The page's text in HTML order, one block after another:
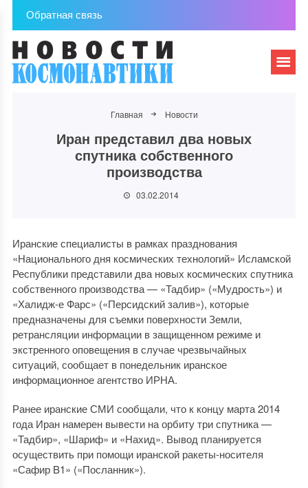
Обратная связь
Главная Новости
Иран представил два новых
спутника собственного
производства
03.02.2014
Иранские специалисты в рамках празднования
«Национального дня космических технологий» Исламской
Республики представили два новых космических спутника
собственного производства — «Тадбир» («Мудрость») и
«Халидж-е Фарс» («Персидский залив»), которые
предназначены для съемки поверхности Земли,
ретрансляции информации в защищенном режиме и
экстренного оповещения в случае чрезвычайных
ситуаций, сообщает в понедельник иранское
информационное агентство ИРНА.
Ранее иранские СМИ сообщали, что к концу марта 2014
года Иран намерен вывести на орбиту три спутника —
«Тадбир», «Шариф» и «Нахид». Вывод планируется
осуществить при помощи иранской ракеты-носителя
«Сафир B1» («Посланник»).